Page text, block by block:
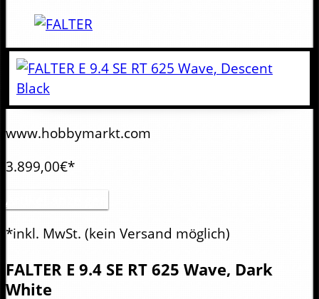
www.hobbymarkt.com
3.899,00€*
Artikel anzeigen
*inkl. MwSt. (kein Versand möglich)
FALTER E 9.4 SE RT 625 Wave, Dark
White